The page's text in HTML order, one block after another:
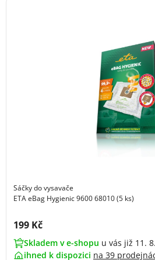
Sáčky do vysavače
ETA eBag Hygienic 9600 68010 (5 ks)
Cena s DPH:
199 Kč
Skladem v e-shopu u vás již 11. 8.
ihned k dispozici na 39